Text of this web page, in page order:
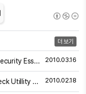
더 보기
Windows 7 64비트 지원 백신 - Microsoft Security Essentials 2010.03.16
AMD-V Hyper-V System Compatibility Check Utillity 1.0 2010.02.18